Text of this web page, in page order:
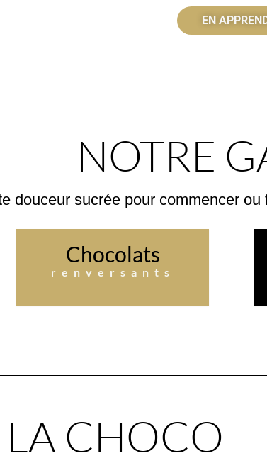
EN
NOTRE
douceur sucrée pour commencer ou
Chocolats
renversants
CHOCO